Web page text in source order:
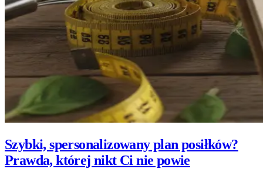
Szybki, spersonalizowany plan posiłków?
Prawda, której nikt Ci nie powie